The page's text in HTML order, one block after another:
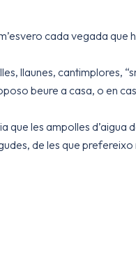
cada vegada
llaunes, cantimplores,
beure a casa, o en
que les ampolles d’aigua
de les que prefereixo